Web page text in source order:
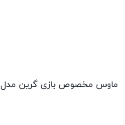
ماوس مخصوص بازی گرین مدل GM604-RGB